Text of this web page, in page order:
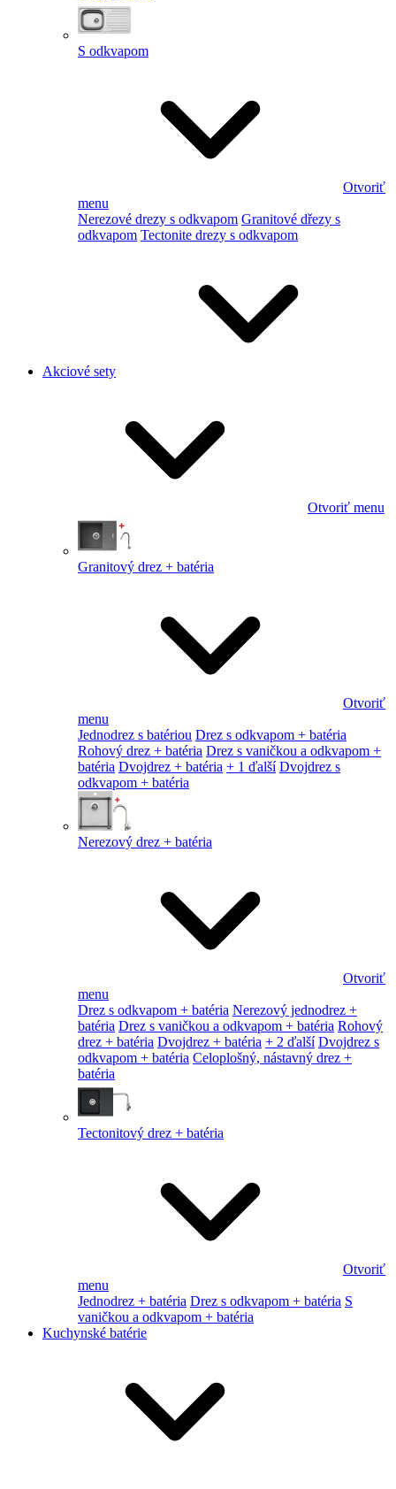
S odkvapom
Otvoriť
menu
Nerezové drezy s odkvapom Granitové dřezy s
odkvapom Tectonite drezy s odkvapom
Akciové sety
Otvoriť menu
Granitový drez + batéria
Otvoriť
menu
Jednodrez s batériou Drez s odkvapom + batéria
Rohový drez + batéria Drez s vaničkou a odkvapom +
batéria Dvojdrez + batéria + 1 ďalší Dvojdrez s
odkvapom + batéria
Nerezový drez + batéria
Otvoriť
menu
Drez s odkvapom + batéria Nerezový jednodrez +
batéria Drez s vaničkou a odkvapom + batéria Rohový
drez + batéria Dvojdrez + batéria + 2 ďalší Dvojdrez s
odkvapom + batéria Celoplošný, nástavný drez +
batéria
Tectonitový drez + batéria
Otvoriť
menu
Jednodrez + batéria Drez s odkvapom + batéria S
vaničkou a odkvapom + batéria
Kuchynské batérie